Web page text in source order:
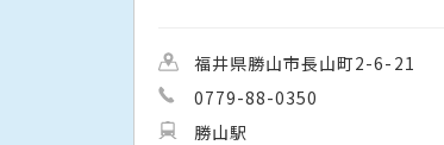
福井県勝山市長山町2-6-21
0779-88-0350
勝山駅